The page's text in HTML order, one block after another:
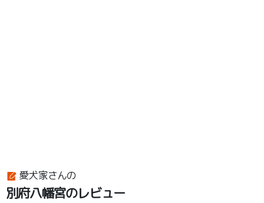
愛犬家さんの
別府八幡宮のレビュー